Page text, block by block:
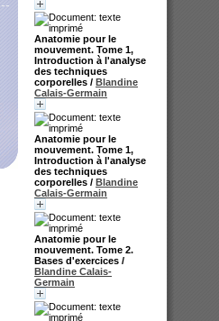
Anatomie pour le
mouvement. Tome 1,
Introduction à l'analyse
des techniques
corporelles / Blandine
Calais-Germain
Anatomie pour le
mouvement. Tome 1,
Introduction à l'analyse
des techniques
corporelles / Blandine
Calais-Germain
Anatomie pour le
mouvement. Tome 2.
Bases d'exercices /
Blandine Calais-
Germain